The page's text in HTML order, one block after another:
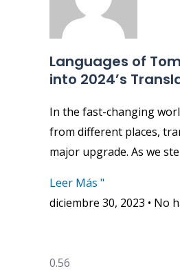
Languages of
into 2024’s
In the fast-changing
from different places,
major upgrade. As we
Leer Más "
diciembre 30, 2023
No